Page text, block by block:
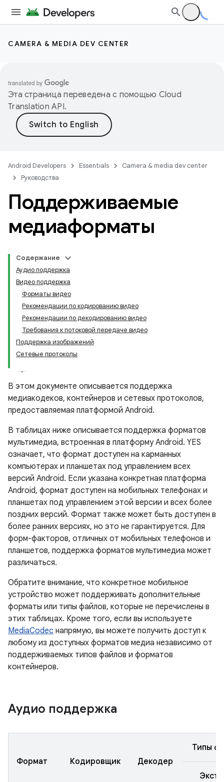
CAMERA & MEDIA DEV CENTER
Эта страница переведена с помощью Cloud
Translation API.
Android Developers Essentials
Camera & media dev center
Руководства
Поддерживаемые
медиаформаты
Содержание
Аудио поддержка
Видео поддержка
Форматы видео
Рекомендации по кодированию видео
Рекомендации по декодированию видео
Требования к потоковой передаче видео
Поддержка изображений
Сетевые протоколы
В этом документе описывается поддержка
медиакодеков, контейнеров и сетевых протоколов,
предоставляемая платформой Android.
В таблицах ниже описывается поддержка форматов
мультимедиа, встроенная в платформу Android. YES
означает, что формат доступен на карманных
компьютерах и планшетах под управлением всех
версий Android. Если указана конкретная платформа
Android, формат доступен на мобильных телефонах и
планшетах под управлением этой версии и всех более
поздних версий. Формат также может быть доступен в
более ранних версиях, но это не гарантируется. Для
форм-факторов, отличных от мобильных телефонов и
планшетов, поддержка форматов мультимедиа может
различаться.
Обратите внимание, что конкретное мобильное
устройство может поддерживать дополнительные
форматы или типы файлов, которые не перечислены в
этих таблицах. Кроме того, если вы используете
MediaCodec напрямую, вы можете получить доступ к
любому из доступных форматов медиа независимо от
поддерживаемых типов файлов и форматов
контейнеров.
Аудио поддержка
Формат Кодировщик Декодер
Типы